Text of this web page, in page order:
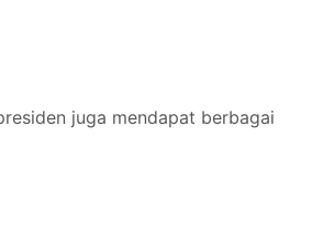
juga mendapat berbagai